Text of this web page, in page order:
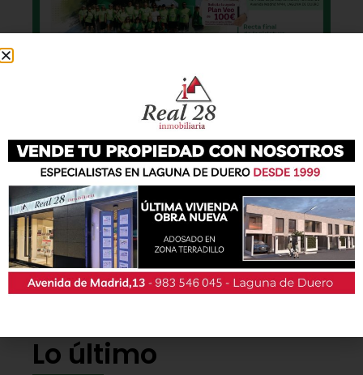
También podrás conseguir la revista en papel
de formagratuitaen todos los negocios
Lo último